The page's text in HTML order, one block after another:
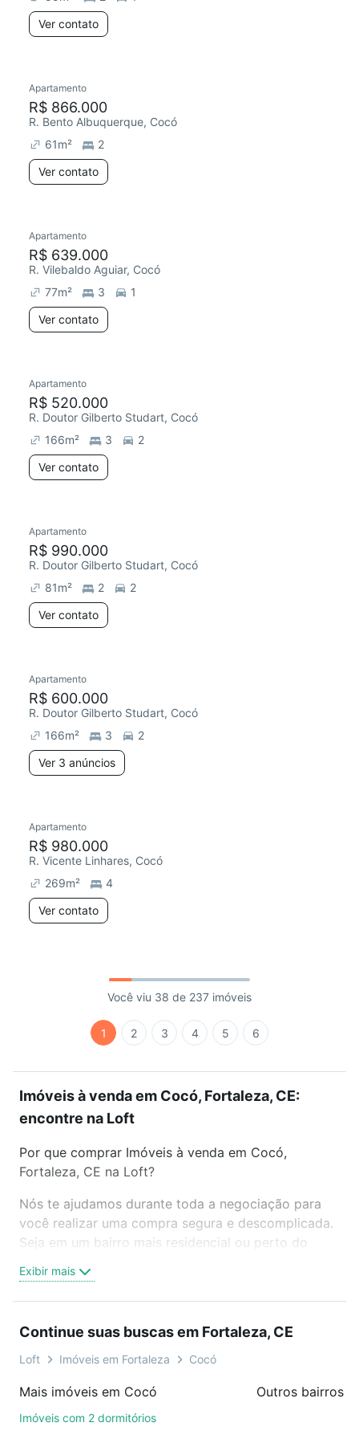
Ver contato
Apartamento
R$ 866.000
R. Bento Albuquerque, Cocó
61m²
2
Ver contato
Apartamento
R$ 639.000
R. Vilebaldo Aguiar, Cocó
77m² 3
1
Ver contato
Apartamento
R$ 520.000
R. Doutor Gilberto Studart, Cocó
166m² 3
2
Ver contato
Apartamento
R$ 990.000
R. Doutor Gilberto Studart, Cocó
81m² 2
2
Ver contato
Apartamento
R$ 600.000
R. Doutor Gilberto Studart, Cocó
166m² 3
2
Ver 3 anúncios
Apartamento
R$ 980.000
R. Vicente Linhares, Cocó
269m²
4
Ver contato
Você viu 38 de 237 imóveis
1 2 3 4 5 6
Imóveis à venda em Cocó, Fortaleza, CE:
encontre na Loft
Por que comprar Imóveis à venda em Cocó,
Fortaleza, CE na Loft?
Nós te ajudamos durante toda a negociação para
você realizar uma compra segura e descomplicada.
Seja em um bairro mais residencial ou perto do
oferta ideal de Imóveis à venda em Cocó, Fortaleza,
CE para conquistar seu sonho. Agende uma visita
compromisso e você ainda conta com mais de 46
mil corretores e imobiliárias te ajudando na compra,
Como escolher um imóvel?
Exibir mais
Continue suas buscas em Fortaleza, CE
Loft Imóveis em Fortaleza Cocó
Mais imóveis em Cocó
Imóveis com 2 dormitórios
Outros bairros